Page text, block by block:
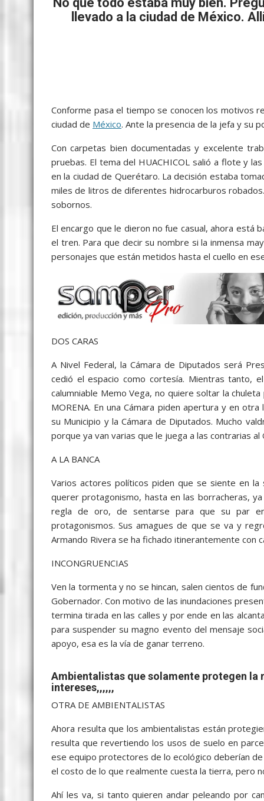
o A n e a
llevado a la ciudad de México.
Conforme pasa el tiempo se conocen los motivos
ciudad de México. Ante la presencia de la jefa y su
Con carpetas bien documentadas y excelente
pruebas. El tema del HUACHICOL salió a flote y
en la ciudad de Querétaro. La decisión estaba
miles de litros de diferentes hidrocarburos
sobornos.
El encargo que le dieron no fue casual, ahora está
el tren. Para que decir su nombre si la inmensa
personajes que están metidos hasta el cuello en
DOS CARAS
A Nivel Federal, la Cámara de Diputados será
cedió el espacio como cortesía. Mientras tanto,
calumniable Memo Vega, no quiere soltar la
MORENA. En una Cámara piden apertura y en
su Municipio y la Cámara de Diputados. Mucho
porque ya van varias que le juega a las contrarias
A LA BANCA
Varios actores políticos piden que se siente en la
querer protagonismo, hasta en las borracheras,
regla de oro, de sentarse para que su par
protagonismos. Sus amagues de que se va y
Armando Rivera se ha fichado itinerantemente con
INCONGRUENCIAS
Ven la tormenta y no se hincan, salen cientos de
Gobernador. Con motivo de las inundaciones
termina tirada en las calles y por ende en las
para suspender su magno evento del mensaje
apoyo, esa es la vía de ganar terreno.
Ambientalistas que solamente protegen
intereses,,,,,,
OTRA DE AMBIENTALISTAS
Ahora resulta que los ambientalistas están
resulta que revertiendo los usos de suelo en
ese equipo protectores de lo ecológico deberían
el costo de lo que realmente cuesta la tierra, pero
Ahí les va, si tanto quieren andar peleando por